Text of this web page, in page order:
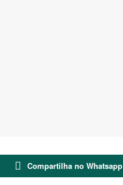
Compartilha no Whatsapp